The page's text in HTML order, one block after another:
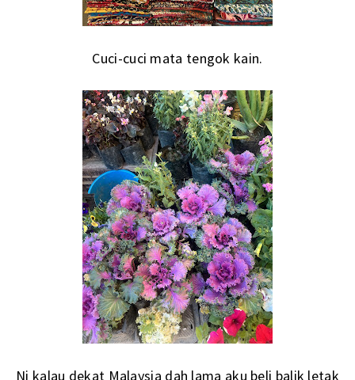
Cuci-cuci mata tengok kain.
Ni kalau dekat Malaysia dah lama aku beli balik letak